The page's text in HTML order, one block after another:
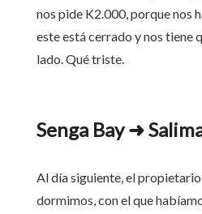
nos pide K2.000, porque nos
este está cerrado y nos tiene
lado. Qué triste.
Senga Bay ➜
Al día siguiente, el
dormimos, con el que